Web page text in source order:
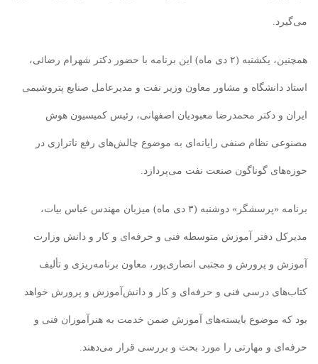
می‌گیرد.
همچنین، یکشنبه (۲ دی ماه) این برنامه با حضور دکتر شهرام رضائی،
استاد دانشگاه و مشاور معاون‌ وزیر نفت و مدیرعامل صنایع پتروشیمی
ایران و دکتر محمدرضا معبودیان اصفهانی، رئیس کمیسیون هوش
مصنوعی نظام صنفی رایانه‌ای به موضوع چالش‌های رفع ناترازی در
حوزه‌های گوناگون صنعت نفت می‌پردازد.
برنامه «پرسشگر» دوشنبه (۳ دی ماه) میزبان مهندس عباس بیات،
مدیرکل دفتر آموزش متوسطه فنی و حرفه‌ای و کار و دانش وزارت
آموزش و پرورش و مجتبی انصاری‌پور، معاون برنامه‌ریزی و تألیف
کتاب‌های درسی فنی و حرفه‌ای و کار و دانش‌آموزش و پرورش خواهد
بود که موضوع بایسته‌های آموزش ضمن خدمت به هنرآموزان فنی و
حرفه‌ای و مهارتی را مورد بحث و بررسی قرار می‌دهند.